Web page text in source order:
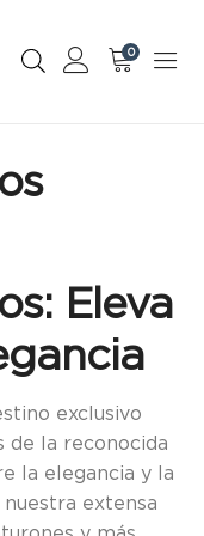
0
Eleva
exclusivo
de la reconocida
la elegancia y la
extensa